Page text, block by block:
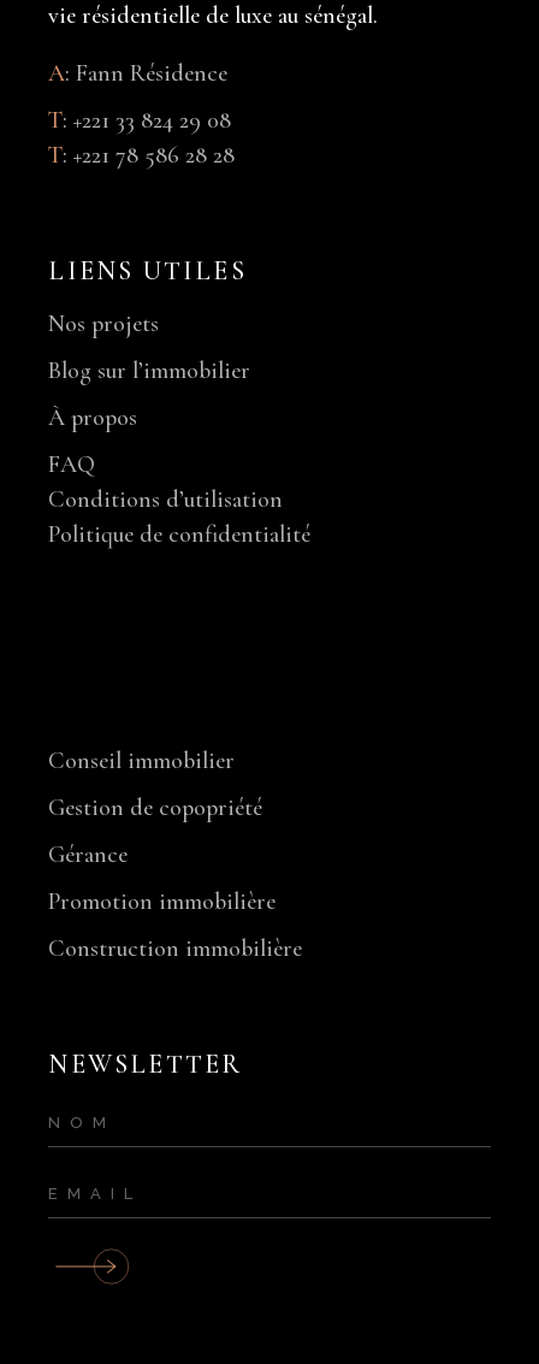
vie résidentielle de luxe au sénégal.
A:Fann Résidence
T:+221 33 824 29 08
T:+221 78 586 28 28
LIENS UTILES
Nos projets
Blog sur l’immobilier
À propos
FAQ
Conditions d’utilisation
Politique de confidentialité
Conseil immobilier
Gestion de copopriété
Gérance
Promotion immobilière
Construction immobilière
NEWSLETTER